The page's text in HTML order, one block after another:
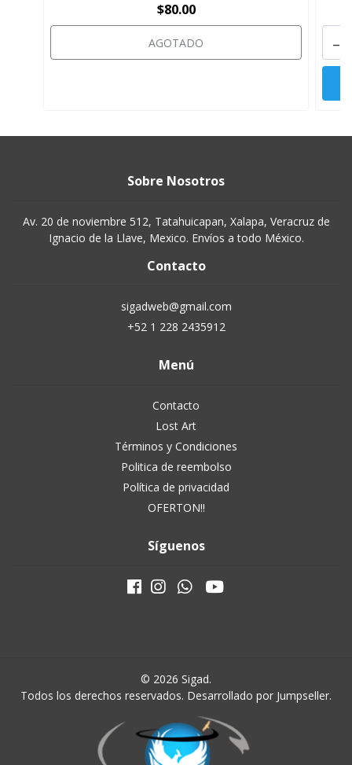
$80.00
AGOTADO -
Sobre Nosotros
Av. 20 de noviembre 512, Tatahuicapan, Xalapa, Veracruz de
Ignacio de la Llave, Mexico. Envíos a todo México.
Contacto
sigadweb@gmail.com
+52 1 228 2435912
Menú
Contacto
Lost Art
Términos y Condiciones
Politica de reembolso
Política de privacidad
OFERTON!!
Síguenos
© 2026 Sigad.
Todos los derechos reservados. Desarrollado por Jumpseller.